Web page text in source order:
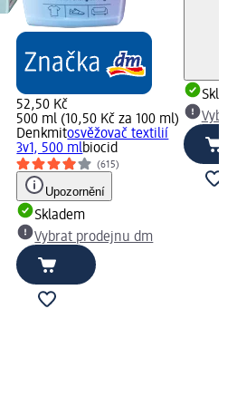
52,50 Kč
500 ml (10,50 Kč za 100 ml)
Denkmitosvěžovač textilií
3v1, 500 mlbiocid
(615)
Upozornění
Skladem
Vybrat prodejnu dm